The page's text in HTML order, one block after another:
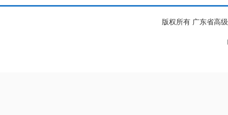
版权所有 广东省高